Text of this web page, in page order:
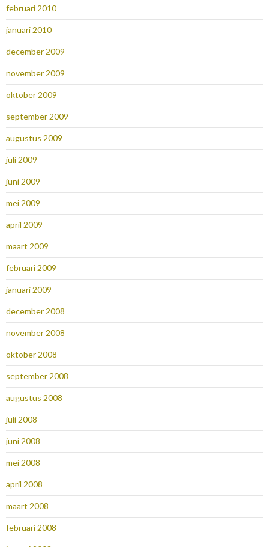
februari 2010
januari 2010
december 2009
november 2009
oktober 2009
september 2009
augustus 2009
juli 2009
juni 2009
mei 2009
april 2009
maart 2009
februari 2009
januari 2009
december 2008
november 2008
oktober 2008
september 2008
augustus 2008
juli 2008
juni 2008
mei 2008
april 2008
maart 2008
februari 2008